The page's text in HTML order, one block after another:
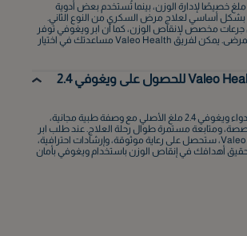
يُستخدم ويغوفي 2.4 ملغ خصيصًا لإدارة الوزن، بينما تُستخدم بعض أدوية
بشكل أساسي لعلاج مرض السكري من النوع الثاني.
جرعات مخصص لإنقاص الوزن، كما أن ابر ويغوفي توفر
خيارًا أسبوعيًا مريحًا للمرضى. يمكن لفريق Valeo Health مساعدتك في اختيار
10. لماذا أختار Valeo Health للحصول على ويغوفي 2.4
توفر Valeo Health دواء ويغوفي 2.4 ملغ الأصلي مع وصفة طبية مجانية،
ومتابعة مستمرة طوال رحلة العلاج. عند طلب ابر
ويغوفي من Valeo Health، ستحصل على رعاية موثوقة، وإرشادات احترافية،
أهدافك في إنقاص الوزن باستخدام ويغوفي بأمان